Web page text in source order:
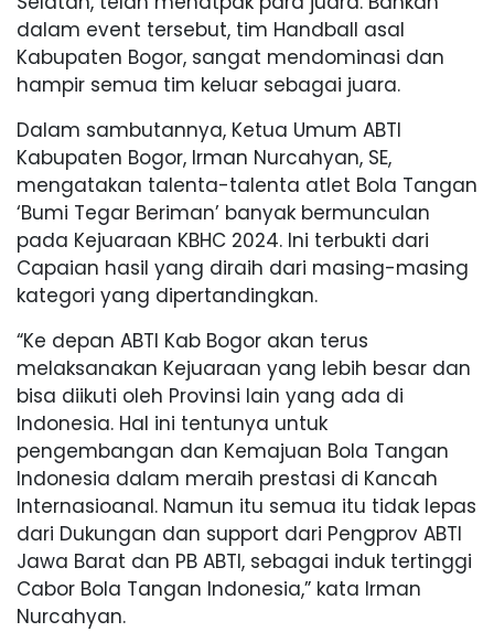
dalam event tersebut, tim Handball asal
Kabupaten Bogor, sangat mendominasi dan
hampir semua tim keluar sebagai juara.
Dalam sambutannya, Ketua Umum ABTI
Kabupaten Bogor, Irman Nurcahyan, SE,
mengatakan talenta-talenta atlet Bola Tangan
‘Bumi Tegar Beriman’ banyak bermunculan
pada Kejuaraan KBHC 2024. Ini terbukti dari
Capaian hasil yang diraih dari masing-masing
kategori yang dipertandingkan.
“Ke depan ABTI Kab Bogor akan terus
melaksanakan Kejuaraan yang lebih besar dan
bisa diikuti oleh Provinsi lain yang ada di
Indonesia. Hal ini tentunya untuk
pengembangan dan Kemajuan Bola Tangan
Indonesia dalam meraih prestasi di Kancah
Internasioanal. Namun itu semua itu tidak lepas
dari Dukungan dan support dari Pengprov ABTI
Jawa Barat dan PB ABTI, sebagai induk tertinggi
Cabor Bola Tangan Indonesia,” kata Irman
Nurcahyan.